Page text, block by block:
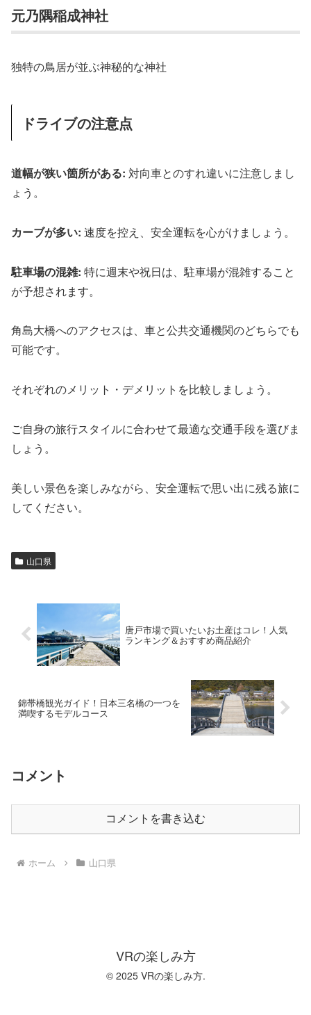
元乃隅稲成神社
独特の鳥居が並ぶ神秘的な神社
ドライブの注意点
道幅が狭い箇所がある: 対向車とのすれ違いに注意しまし
ょう。
カーブが多い: 速度を控え、安全運転を心がけましょう。
駐車場の混雑: 特に週末や祝日は、駐車場が混雑すること
が予想されます。
角島大橋へのアクセスは、車と公共交通機関のどちらでも
可能です。
それぞれのメリット・デメリットを比較しましょう。
ご自身の旅行スタイルに合わせて最適な交通手段を選びま
しょう。
美しい景色を楽しみながら、安全運転で思い出に残る旅に
してください。
山口県
唐戸市場で買いたいお土産はコレ！人気
ランキング＆おすすめ商品紹介
錦帯橋観光ガイド！日本三名橋の一つを
満喫するモデルコース
コメント
コメントを書き込む
ホーム 山口県
VRの楽しみ方
© 2025 VRの楽しみ方.